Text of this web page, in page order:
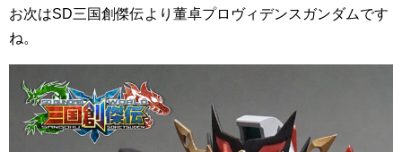
お次はSD三国創傑伝より董卓プロヴィデンスガンダムです
ね。